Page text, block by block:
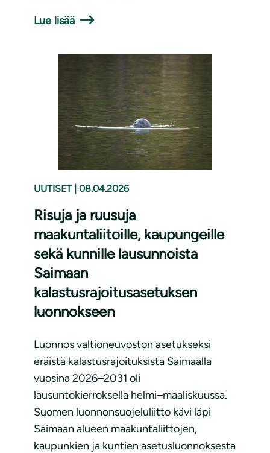
Lue lisää
UUTISET 08.04.2026
Risuja ja ruusuja
maakuntaliitoille, kaupungeille
sekä kunnille lausunnoista
Saimaan
kalastusrajoitusasetuksen
luonnokseen
Luonnos valtioneuvoston asetukseksi
eräistä kalastusrajoituksista Saimaalla
vuosina 2026–2031 oli
lausuntokierroksella helmi–maaliskuussa.
Suomen luonnonsuojeluliitto kävi läpi
Saimaan alueen maakuntaliittojen,
kaupunkien ja kuntien asetusluonnoksesta